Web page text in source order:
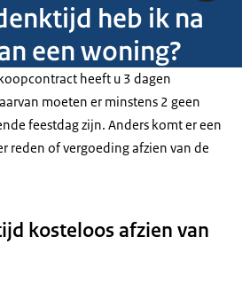
heb ik na
een woning?
heeft u 3 dagen
moeten er minstens 2 geen
feestdag zijn. Anders komt er een
reden of vergoeding afzien van de
kosteloos afzien van